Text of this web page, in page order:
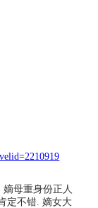
母重身份正人
定不错. 嫡女大